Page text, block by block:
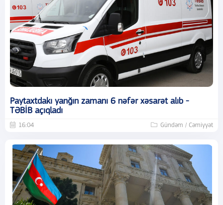
Paytaxtdakı yanğın zamanı 6 nəfər xəsarət alıb -
TƏBİB açıqladı
16:04 Gündəm / Cəmiyyət